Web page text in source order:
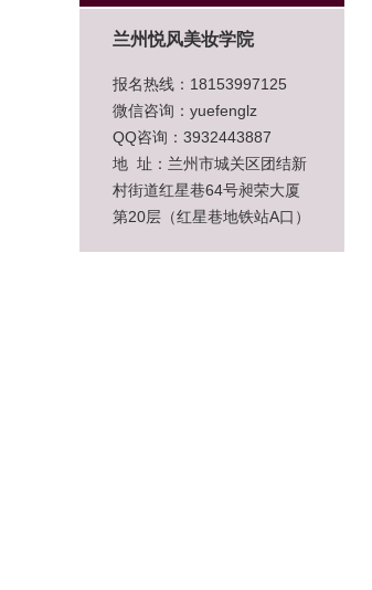
兰州悦风美妆学院
报名热线：18153997125
微信咨询：yuefenglz
QQ咨询：3932443887
地 址：兰州市城关区团结新
村街道红星巷64号昶荣大厦
第20层（红星巷地铁站A口）